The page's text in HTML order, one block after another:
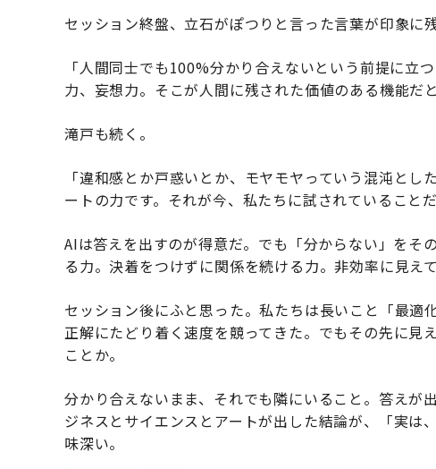
セッション終盤、立石がぽつりと言った言葉が印象に
「人間同士でも100%分かり合えないという前提に立
力、妄想力。そこが人間に残された価値のある機能だ
滝戸も続く。
「違和感とか戸惑いとか、モヤモヤっていう混沌と
ートの力です。それが今、私たちに試されていること
AIは答えを出すのが得意だ。でも「分からない」をそ
る力。決着をつけずに関係を続ける力。非効率に見え
セッション後にふと思った。私たちは長いこと「最適
正解にたどり着く速度を競ってきた。でもその先に見
ことか。
分かり合えないまま、それでも隣にいること。答えが
ジネスとサイエンスとアートが出した結論が、「実
味深い。